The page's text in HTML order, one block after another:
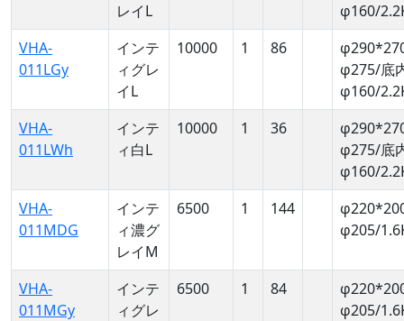
レイL
φ160/
VHA-
011LGy
インテ
ィグレ
イL
10000 1 86
φ275/底
φ160/
VHA-
011LWh
インテ
ィ白L
10000 1 36
φ275/底
φ160/
VHA-
011MDG
インテ
ィ濃グ
レイM
6500 1 144
φ205/
VHA-
011MGy
インテ
ィグレ
6500 1 84
φ205/